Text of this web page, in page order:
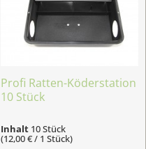
Profi Ratten-Köderstation
10 Stück
Inhalt 10 Stück
(12,00 € / 1 Stück)